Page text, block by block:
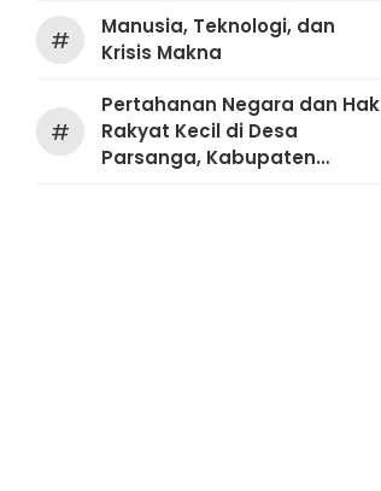
#
Manusia, Teknologi, dan
Krisis Makna
#
Pertahanan Negara dan Hak
Rakyat Kecil di Desa
Parsanga, Kabupaten